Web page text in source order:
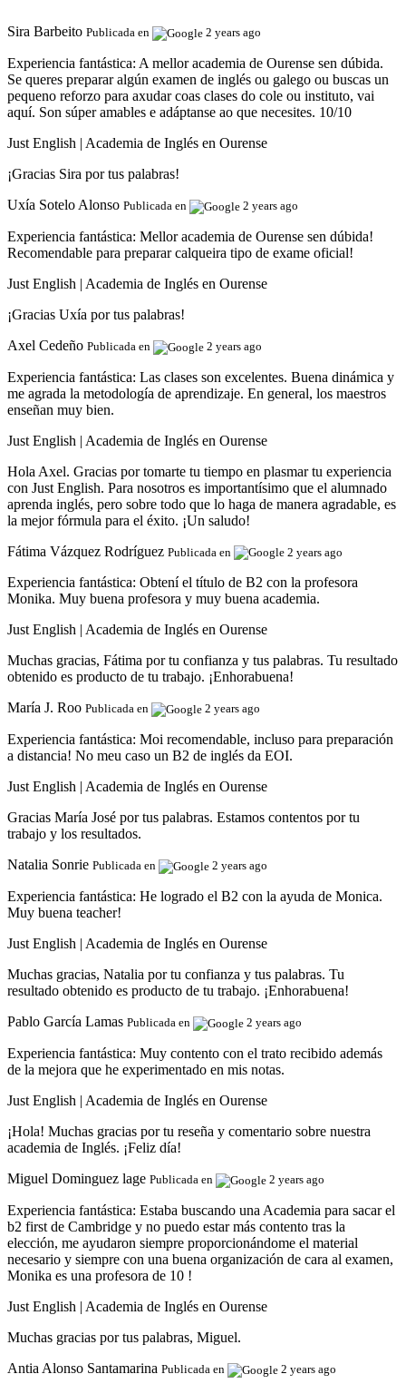
Sira Barbeito Publicada en 2 years ago
Experiencia fantástica: A mellor academia de Ourense sen dúbida.
Se queres preparar algún examen de inglés ou galego ou buscas un
pequeno reforzo para axudar coas clases do cole ou instituto, vai
aquí. Son súper amables e adáptanse ao que necesites. 10/10
Just English | Academia de Inglés en Ourense
¡Gracias Sira por tus palabras!
Uxía Sotelo Alonso Publicada en 2 years ago
Experiencia fantástica: Mellor academia de Ourense sen dúbida!
Recomendable para preparar calqueira tipo de exame oficial!
Just English | Academia de Inglés en Ourense
¡Gracias Uxía por tus palabras!
Axel Cedeño Publicada en 2 years ago
Experiencia fantástica: Las clases son excelentes. Buena dinámica y
me agrada la metodología de aprendizaje. En general, los maestros
enseñan muy bien.
Just English | Academia de Inglés en Ourense
Hola Axel. Gracias por tomarte tu tiempo en plasmar tu experiencia
con Just English. Para nosotros es importantísimo que el alumnado
aprenda inglés, pero sobre todo que lo haga de manera agradable, es
la mejor fórmula para el éxito. ¡Un saludo!
Fátima Vázquez Rodríguez Publicada en 2 years ago
Experiencia fantástica: Obtení el título de B2 con la profesora
Monika. Muy buena profesora y muy buena academia.
Just English | Academia de Inglés en Ourense
Muchas gracias, Fátima por tu confianza y tus palabras. Tu resultado
obtenido es producto de tu trabajo. ¡Enhorabuena!
María J. Roo Publicada en 2 years ago
Experiencia fantástica: Moi recomendable, incluso para preparación
a distancia! No meu caso un B2 de inglés da EOI.
Just English | Academia de Inglés en Ourense
Gracias María José por tus palabras. Estamos contentos por tu
trabajo y los resultados.
Natalia Sonrie Publicada en 2 years ago
Experiencia fantástica: He logrado el B2 con la ayuda de Monica.
Muy buena teacher!
Just English | Academia de Inglés en Ourense
Muchas gracias, Natalia por tu confianza y tus palabras. Tu
resultado obtenido es producto de tu trabajo. ¡Enhorabuena!
Pablo García Lamas Publicada en 2 years ago
Experiencia fantástica: Muy contento con el trato recibido además
de la mejora que he experimentado en mis notas.
Just English | Academia de Inglés en Ourense
¡Hola! Muchas gracias por tu reseña y comentario sobre nuestra
academia de Inglés. ¡Feliz día!
Miguel Dominguez lage Publicada en 2 years ago
Experiencia fantástica: Estaba buscando una Academia para sacar el
b2 first de Cambridge y no puedo estar más contento tras la
elección, me ayudaron siempre proporcionándome el material
necesario y siempre con una buena organización de cara al examen,
Monika es una profesora de 10 !
Just English | Academia de Inglés en Ourense
Muchas gracias por tus palabras, Miguel.
Antia Alonso Santamarina Publicada en 2 years ago